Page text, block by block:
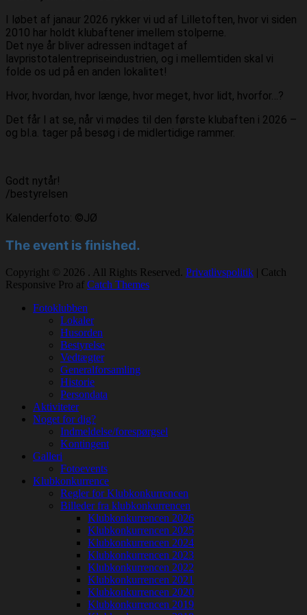
I løbet af janaur 2026 rykker vi ud af Lilletoften, hvor vi siden
2010 har holdt klubaftener imellem stolperne.
Det nye år bliver adressen indtaget af
lavpristotalentrepriseindustrien, og i mellemtiden skal vi
folde os ud på en anden lokalitet!
Hvor, hvordan, hvor længe, hvor meget, hvor lidt, hvorfor…?
Det får I at se, når vi mødes til den første klubaften i 2026 –
og bl.a. tager på besøg i de midlertidige rammer.
Godt nytår!
/bestyrelsen
Kalenderfoto: ©JØ
The event is finished.
Copyright © 2026 . All Rights Reserved. Privatlivspolitik | Catch
Responsive Pro af Catch Themes
Fotoklubben
Lokaler
Husorden
Bestyrelse
Vedtægter
Generalforsamling
Historie
Persondata
Aktiviteter
Noget for dig?
Indmeldelse/forespørgsel
Kontingent
Galleri
Fotoevents
Klubkonkurrence
Regler for Klubkonkurrencen
Billeder fra klubkonkurrencen
Klubkonkurrencen 2026
Klubkonkurrencen 2025
Klubkonkurrencen 2024
Klubkonkurrencen 2023
Klubkonkurrencen 2022
Klubkonkurrencen 2021
Klubkonkurrencen 2020
Klubkonkurrencen 2019